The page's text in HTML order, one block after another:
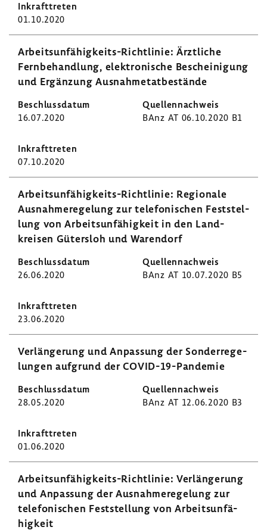
01.10.2020
Arbeitsunfähigkeits-​Richtlinie: Ärzt­liche
Fern­be­hand­lung, elek­tro­ni­sche Beschei­ni­gung
und Ergän­zung Ausnah­me­tat­be­stände
16.07.2020 BAnz AT 06.10.2020 B1
07.10.2020
Arbeitsunfähigkeits-​Richtlinie: Regio­nale
Ausnah­me­re­ge­lung zur tele­fo­ni­schen Fest­stel­
lung von Arbeits­un­fä­hig­keit in den Land­
kreisen Gütersloh und Waren­dorf
26.06.2020 BAnz AT 10.07.2020 B5
23.06.2020
Verlän­ge­rung und Anpas­sung der Sonder­re­ge­
lungen aufgrund der COVID-​19-Pandemie
28.05.2020 BAnz AT 12.06.2020 B3
01.06.2020
Arbeitsunfähigkeits-​Richtlinie: Verlän­ge­rung
und Anpas­sung der Ausnah­me­re­ge­lung zur
tele­fo­ni­schen Fest­stel­lung von Arbeits­un­fä­
hig­keit